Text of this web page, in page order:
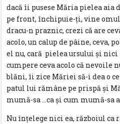
dacă îi pusese Măria pielea aia
pe front, închipuie-ţi, vine
dracu-n praznic, crezi că are
acolo, un calup de pâine, ceva,
el nu, cară pielea ursului şi nici
cumpere ceva acolo că nevoile
blăni, îi zice Măriei să-i dea o
patul lui rămâne pe prispă şi
mumă-sa …ca şi cum mumă-sa
Nu înţelege nici ea, războiul